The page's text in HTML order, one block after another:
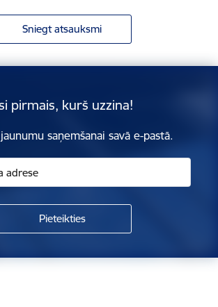
Sniegt atsauksmi
pirmais, kurš uzzina!
saņemšanai savā e-pastā.